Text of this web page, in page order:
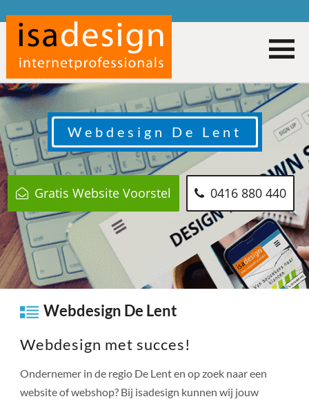
Webdesign De Lent
Gratis Website Voorstel 0416 880 440
Webdesign De Lent
Webdesign met succes!
Ondernemer in de regio De Lenten op zoek naar een
website of webshop? Bij isadesign kunnen wij jouw